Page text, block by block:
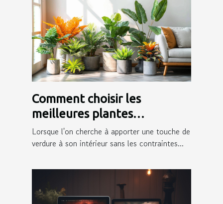
Comment choisir les
meilleures plantes
artificielles pour votre
intérieur
Lorsque l'on cherche à apporter une touche de
verdure à son intérieur sans les contraintes...